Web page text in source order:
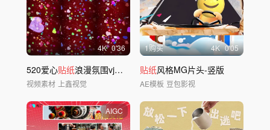
4K 0'36
520爱心贴纸浪漫氛围vj循环
视频素材 上鑫视觉
1购买 4K 0'05
贴纸风格MG片头-竖版
AE模板 豆包影视
AIGC